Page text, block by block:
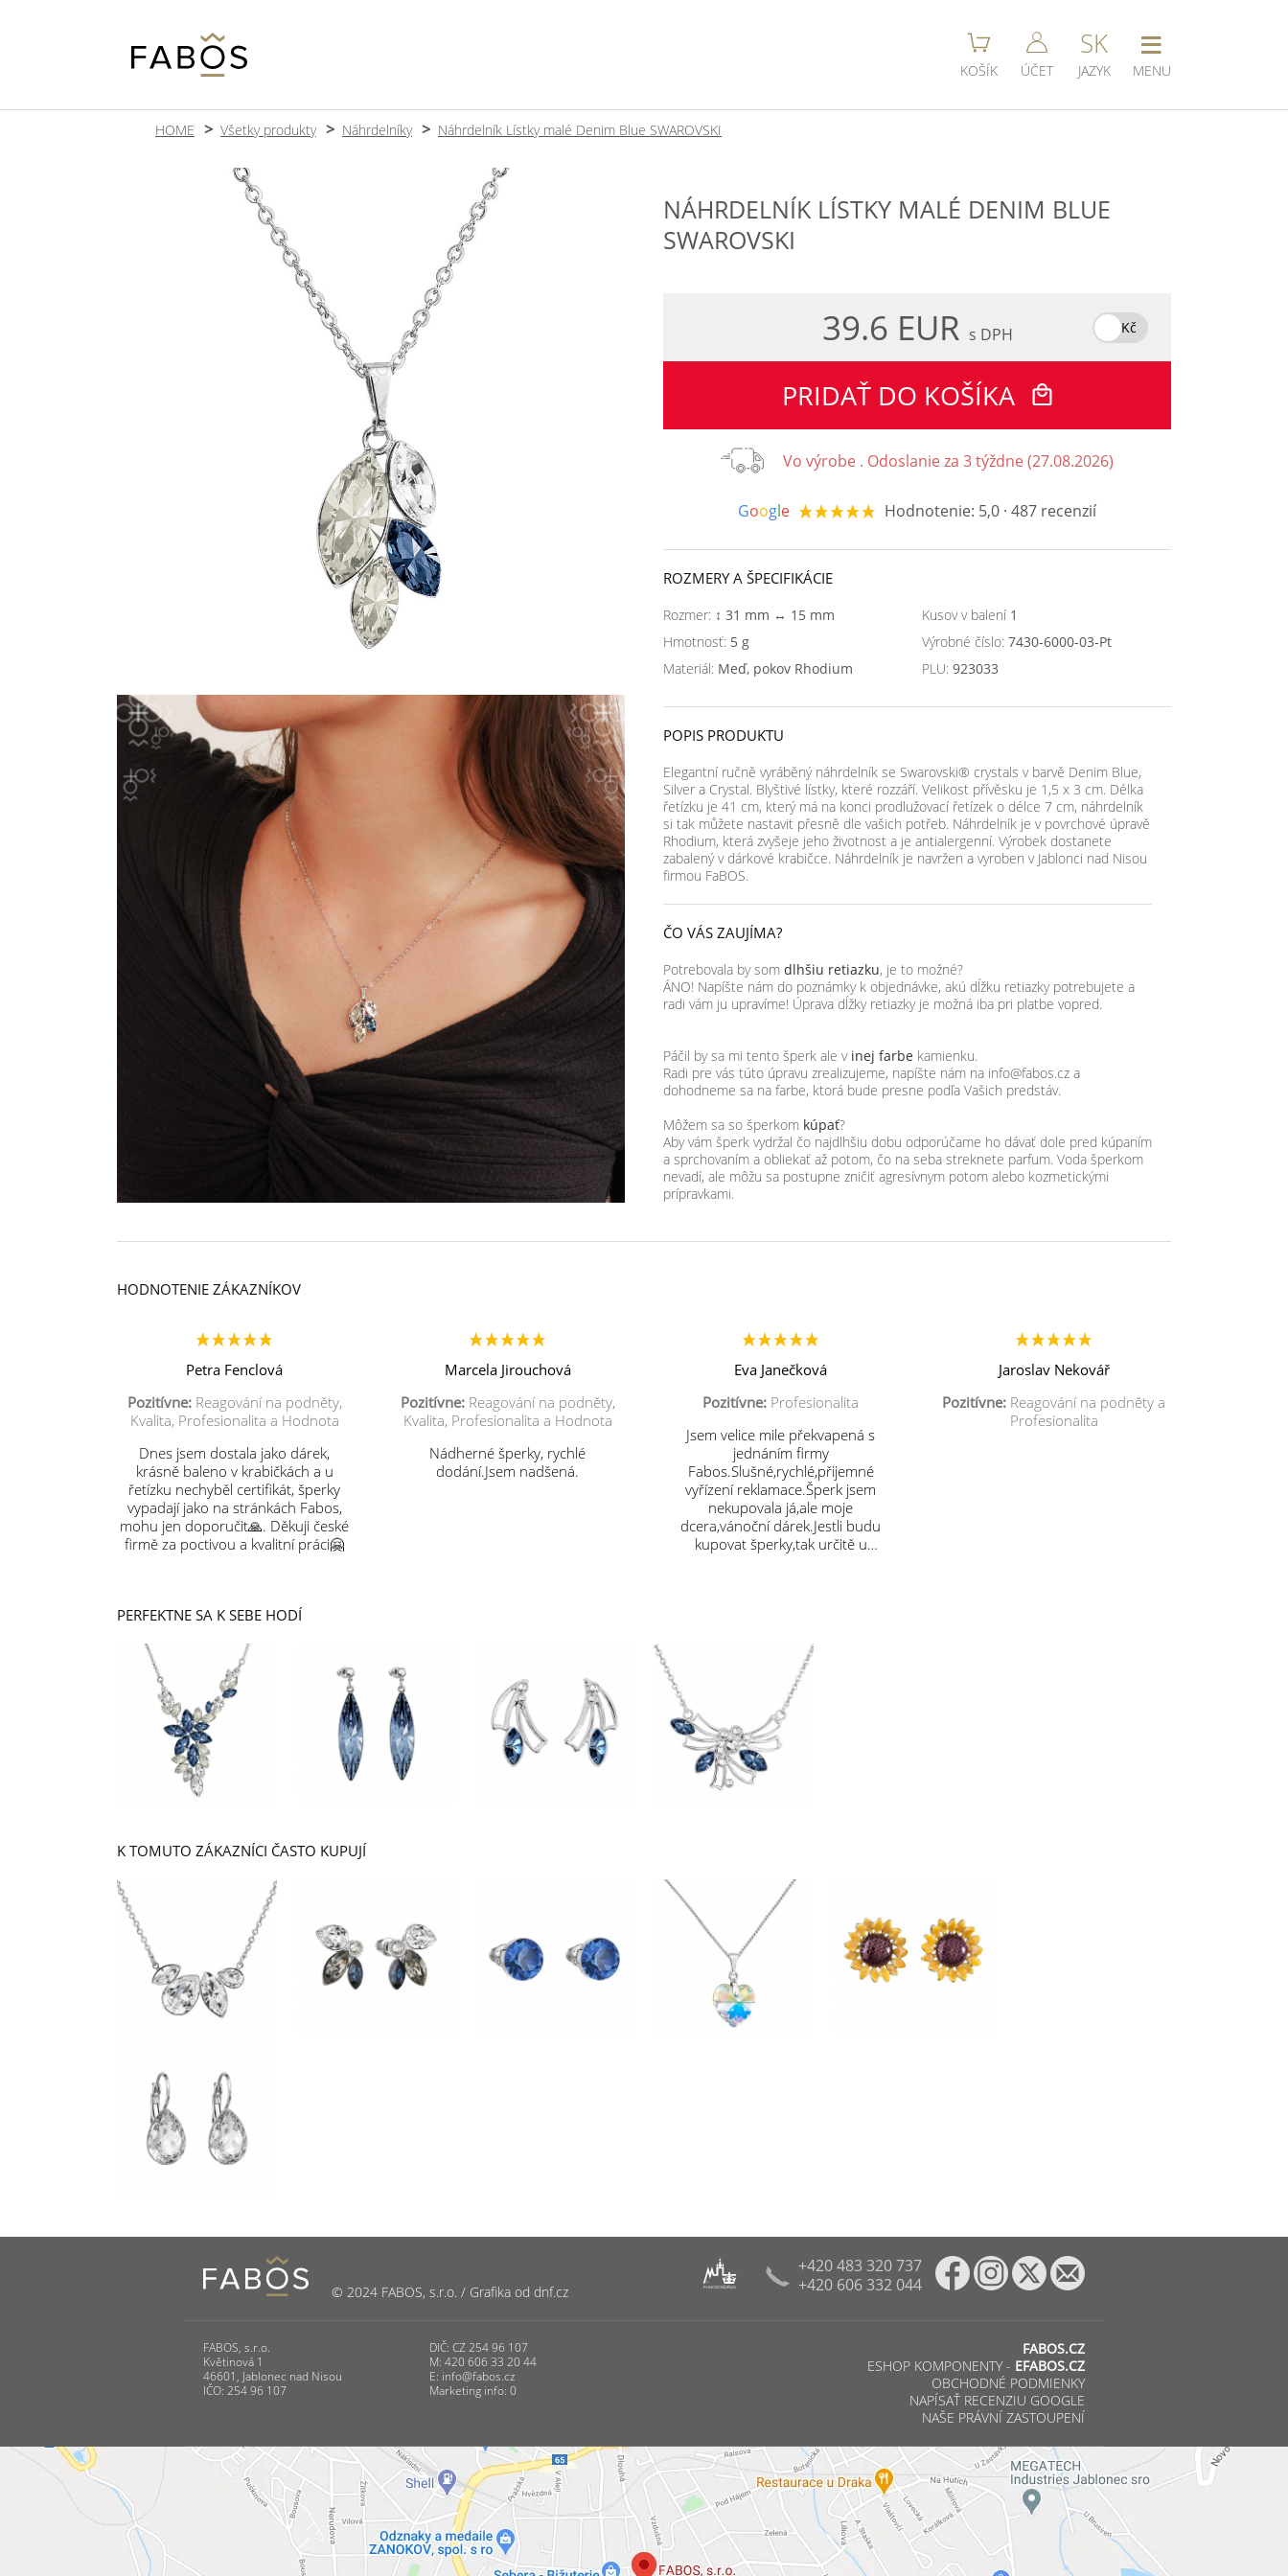
KOŠÍK ÚČET
SK
JAZYK
≡
MENU
HOME Všetky produkty Náhrdelníky Náhrdelník Lístky malé Denim Blue SWAROVSKI
NÁHRDELNÍK LÍSTKY MALÉ DENIM BLUE
SWAROVSKI
39.6 EUR s DPH Kč
PRIDAŤ DO KOŠÍKA
Vo výrobe . Odoslanie za 3 týždne (27.08.2026)
Google Hodnotenie: 5,0 · 487 recenzií
ROZMERY A ŠPECIFIKÁCIE
Rozmer: ↕ 31 mm ↔ 15 mm
Hmotnosť: 5 g
Materiál: Meď, pokov Rhodium
Kusov v balení 1
Výrobné číslo: 7430-6000-03-Pt
PLU: 923033
POPIS PRODUKTU
Elegantní ručně vyráběný náhrdelník se Swarovski® crystals v barvě Denim Blue,
Silver a Crystal. Blyštivé lístky, které rozzáří. Velikost přívěsku je 1,5 x 3 cm. Délka
řetízku je 41 cm, který má na konci prodlužovací řetízek o délce 7 cm, náhrdelník
si tak můžete nastavit přesně dle vašich potřeb. Náhrdelník je v povrchové úpravě
Rhodium, která zvyšeje jeho životnost a je antialergenní. Výrobek dostanete
zabalený v dárkové krabičce. Náhrdelník je navržen a vyroben v Jablonci nad Nisou
firmou FaBOS.
ČO VÁS ZAUJÍMA?
Potrebovala by som dlhšiu retiazku, je to možné?
ÁNO! Napíšte nám do poznámky k objednávke, akú dĺžku retiazky potrebujete a
radi vám ju upravíme! Úprava dĺžky retiazky je možná iba pri platbe vopred.
Páčil by sa mi tento šperk ale v inej farbe kamienku.
Radi pre vás túto úpravu zrealizujeme, napíšte nám na info@fabos.cz a
dohodneme sa na farbe, ktorá bude presne podľa Vašich predstáv.
Môžem sa so šperkom kúpať?
Aby vám šperk vydržal čo najdlhšiu dobu odporúčame ho dávať dole pred kúpaním
a sprchovaním a obliekať až potom, čo na seba streknete parfum. Voda šperkom
nevadí, ale môžu sa postupne zničiť agresívnym potom alebo kozmetickými
prípravkami.
HODNOTENIE ZÁKAZNÍKOV
Petra Fenclová
Pozitívne:Reagování na podněty,
Kvalita, Profesionalita a Hodnota
Dnes jsem dostala jako dárek,
krásně baleno v krabičkách a u
řetízku nechyběl certifikát, šperky
vypadají jako na stránkách Fabos,
mohu jen doporučit🙏. Děkuji české
firmě za poctivou a kvalitní práci🤗
Marcela Jirouchová
Pozitívne:Reagování na podněty,
Kvalita, Profesionalita a Hodnota
Nádherné šperky, rychlé
dodání.Jsem nadšená.
Eva Janečková
Pozitívne: Profesionalita
Jsem velice mile překvapená s
jednáním firmy
Fabos.Slušné,rychlé,přijemné
vyřízení reklamace.Šperk jsem
nekupovala já,ale moje
dcera,vánoční dárek.Jestli budu
kupovat šperky,tak určitě u
Jaroslav Nekovář
Pozitívne: Reagování na podněty a
Profesionalita
PERFEKTNE SA K SEBE HODÍ
K TOMUTO ZÁKAZNÍCI ČASTO KUPUJÍ
© 2024 FABOS, s.r.o. / Grafika od dnf.cz PUNCOVNÍ ÚŘAD
+420 483 320 737
+420 606 332 044
FABOS, s.r.o.
Květinová 1
46601, Jablonec nad Nisou
IČO: 254 96 107
DIČ: CZ 254 96 107
M: 420 606 33 20 44
E: info@fabos.cz
Marketing info: 0
FABOS.CZ
ESHOP KOMPONENTY - EFABOS.CZ
OBCHODNÉ PODMIENKY
NAPÍSAŤ RECENZIU GOOGLE
NAŠE PRÁVNÍ ZASTOUPENÍ